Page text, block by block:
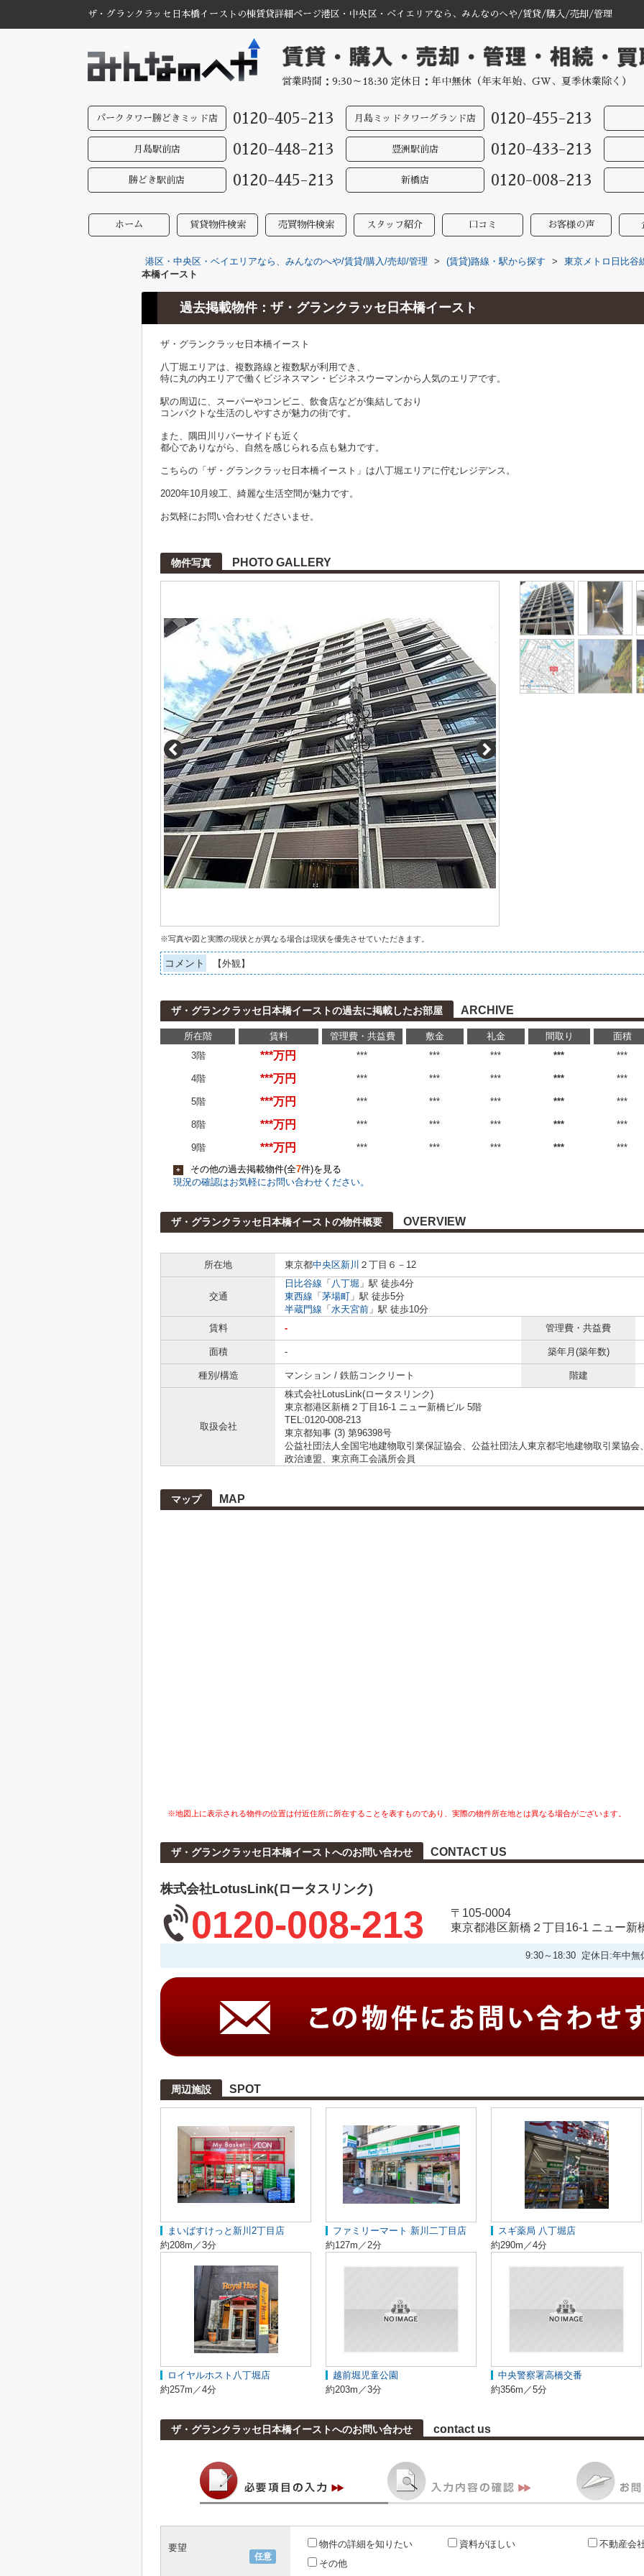
ザ・グランクラッセ日本橋イーストの棟賃貸詳細ページ港区・中央区・ベイエリアなら、みんなのへや/賃貸/購入/売却/管理
営業時間：9:30～18:30 定休日：年中無休（年末年始、GW、夏季休業除く）
パークタワー勝どきミッド店 0120-405-213 月島ミッドタワーグランド店 0120-455-213
月島駅前店 0120-448-213 豊洲駅前店 0120-433-213
勝どき駅前店 0120-445-213 新橋店 0120-008-213
ホーム 賃貸物件検索 売買物件検索 スタッフ紹介 口コミ お客様の声
港区・中央区・ベイエリアなら、みんなのへや/賃貸/購入/売却/管理 > (賃貸)路線・駅から探す > 東京メトロ日比谷
本橋イースト
過去掲載物件：ザ・グランクラッセ日本橋イースト
ザ・グランクラッセ日本橋イースト
八丁堀エリアは、複数路線と複数駅が利用でき、
特に丸の内エリアで働くビジネスマン・ビジネスウーマンから人気のエリアです。
駅の周辺に、スーパーやコンビニ、飲食店などが集結しており
コンパクトな生活のしやすさが魅力の街です。
また、隅田川リバーサイドも近く
都心でありながら、自然を感じられる点も魅力です。
こちらの「ザ・グランクラッセ日本橋イースト」は八丁堀エリアに佇むレジデンス。
2020年10月竣工、綺麗な生活空間が魅力です。
お気軽にお問い合わせくださいませ。
物件写真 PHOTO GALLERY
※写真や図と実際の現状とが異なる場合は現状を優先させていただきます。
コメント 【外観】
ザ・グランクラッセ日本橋イーストの過去に掲載したお部屋 ARCHIVE
所在階 賃料 管理費・共益費 敷金 礼金 間取り 面積
3階
***万円 *** *** *** *** ***
4階 ***万円 *** *** *** *** ***
5階 ***万円 *** *** *** *** ***
8階 ***万円 *** *** *** *** ***
9階 ***万円 *** *** *** *** ***
+ その他の過去掲載物件(全7件)を見る
現況の確認はお気軽にお問い合わせください。
ザ・グランクラッセ日本橋イーストの物件概要 OVERVIEW
所在地
東京都中央区新川 ２丁目６－12
交通
日比谷線 「 八丁堀 」駅 徒歩4分
東西線 「 茅場町 」駅 徒歩5分
半蔵門線 「 水天宮前 」駅 徒歩10分
賃料
- 管理費・共益費
面積 - 築年月(築年数)
種別/構造 マンション / 鉄筋コンクリート 階建
取扱会社
株式会社LotusLink(ロータスリンク)
東京都港区新橋２丁目16-1 ニュー新橋ビル 5階
TEL:0120-008-213
東京都知事 (3) 第96398号
公益社団法人全国宅地建物取引業保証協会、公益社団法人東京都宅地建物取引業協
政治連盟、東京商工会議所会員
マップ MAP
※地図上に表示される物件の位置は付近住所に所在することを表すものであり、実際の物件所在地とは異なる場合がございます。
ザ・グランクラッセ日本橋イーストへのお問い合わせ CONTACT US
株式会社LotusLink(ロータスリンク)
0120-008-213
〒105-0004
東京都港区新橋２丁目16-1 ニュー新
9:30～18:30 定休日:年中無
周辺施設 SPOT
まいばすけっと新川2丁目店
約208m／3分
ファミリーマート 新川二丁目店
約127m／2分
スギ薬局 八丁堀店
約290m／4分
ロイヤルホスト八丁堀店
約257m／4分
越前堀児童公園
約203m／3分
中央警察署高橋交番
約356m／5分
ザ・グランクラッセ日本橋イーストへのお問い合わせ contact us
任意
要望 物件の詳細を知りたい 資料がほしい
不動産会
その他